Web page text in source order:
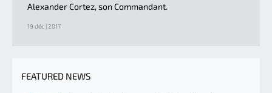
Alexander Cortez, son Commandant.
19 déc | 2017
FEATURED NEWS